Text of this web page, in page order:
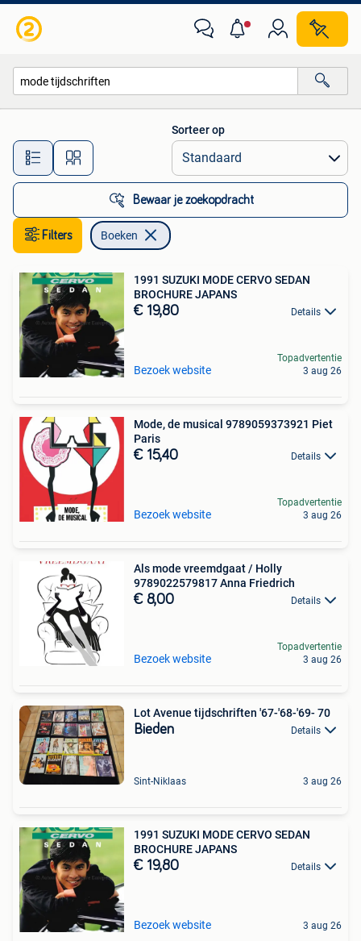
Alle afstanden…
Sorteer op
Bewaar je zoekopdracht
Filters Boeken
1991 SUZUKI MODE CERVO SEDAN
BROCHURE JAPANS
€ 19,80 Details
Bezoek website
Topadvertentie
3 aug 26
Mode, de musical 9789059373921 Piet
Paris
€ 15,40 Details
Bezoek website
Topadvertentie
3 aug 26
Als mode vreemdgaat / Holly
9789022579817 Anna Friedrich
€ 8,00 Details
Bezoek website
Topadvertentie
3 aug 26
Lot Avenue tijdschriften '67-'68-'69- 70
Bieden Details
Sint-Niklaas 3 aug 26
1991 SUZUKI MODE CERVO SEDAN
BROCHURE JAPANS
€ 19,80 Details
Bezoek website 3 aug 26